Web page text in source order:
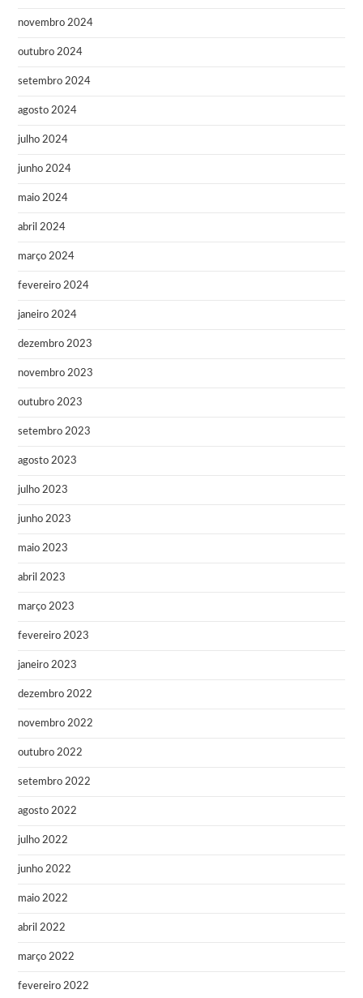
novembro 2024
outubro 2024
setembro 2024
agosto 2024
julho 2024
junho 2024
maio 2024
abril 2024
março 2024
fevereiro 2024
janeiro 2024
dezembro 2023
novembro 2023
outubro 2023
setembro 2023
agosto 2023
julho 2023
junho 2023
maio 2023
abril 2023
março 2023
fevereiro 2023
janeiro 2023
dezembro 2022
novembro 2022
outubro 2022
setembro 2022
agosto 2022
julho 2022
junho 2022
maio 2022
abril 2022
março 2022
fevereiro 2022